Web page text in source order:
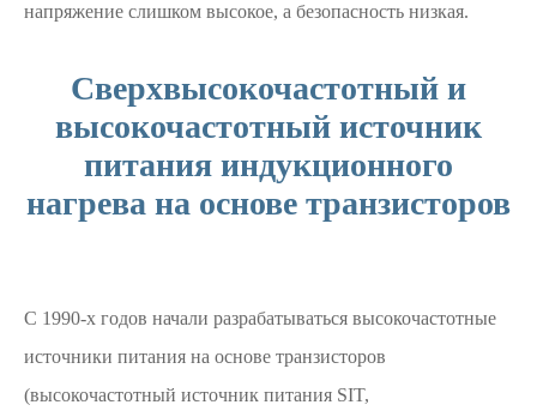
напряжение слишком высокое, а безопасность низкая.
Сверхвысокочастотный и
высокочастотный источник
питания индукционного
нагрева на основе транзисторов
С 1990-х годов начали разрабатываться высокочастотные
источники питания на основе транзисторов
(высокочастотный источник питания SIT,